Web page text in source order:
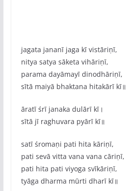
jagata jananī jaga kī vistāriṇī,
nitya satya sāketa vihāriṇī,
parama dayāmayī dinodhāriṇī,
sītā maiyā bhaktana hitakārī kī॥
āratī śrī janaka dulārī kī।
sītā jī raghuvara pyārī kī॥
satī śromaṇi pati hita kāriṇī,
pati sevā vitta vana vana cāriṇī,
pati hita pati viyoga svīkāriṇī,
tyāga dharma mūrti dharī kī॥